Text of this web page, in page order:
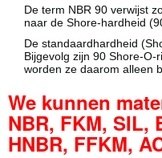
De term NBR 90 verwijst
naar de Shore-hardheid
De standaardhardheid
Bijgevolg zijn 90 Shore-
worden ze daarom alleen
We kunnen
NBR, FKM, SIL,
HNBR, FFKM,